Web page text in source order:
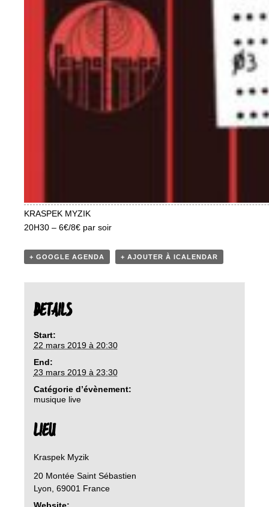
KRASPEK MYZIK
20H30 – 6€/8€ par soir
+ GOOGLE AGENDA + AJOUTER À ICALENDAR
DETAILS
Start:
22 mars 2019 à 20:30
End:
23 mars 2019 à 23:30
Catégorie d’évènement:
musique live
LIEU
Kraspek Myzik
20 Montée Saint Sébastien
Lyon 69001 France
Website: